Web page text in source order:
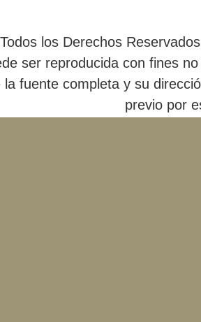
los Derechos
ser reproducida con fines
la fuente completa y su
previo por